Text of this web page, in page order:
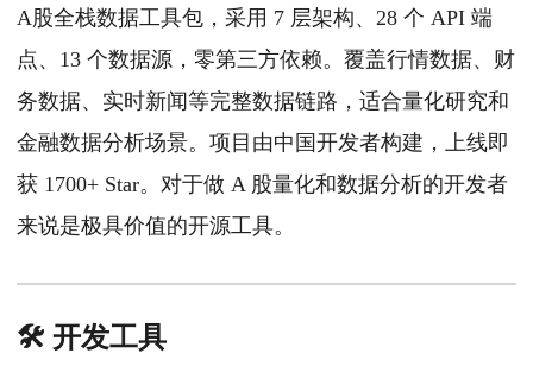
A股全栈数据工具包，采用 7 层架构、28 个 API 端
点、13 个数据源，零第三方依赖。覆盖行情数据、财
务数据、实时新闻等完整数据链路，适合量化研究和
金融数据分析场景。项目由中国开发者构建，上线即
获 1700+ Star。对于做 A 股量化和数据分析的开发者
来说是极具价值的开源工具。
🛠 开发工具